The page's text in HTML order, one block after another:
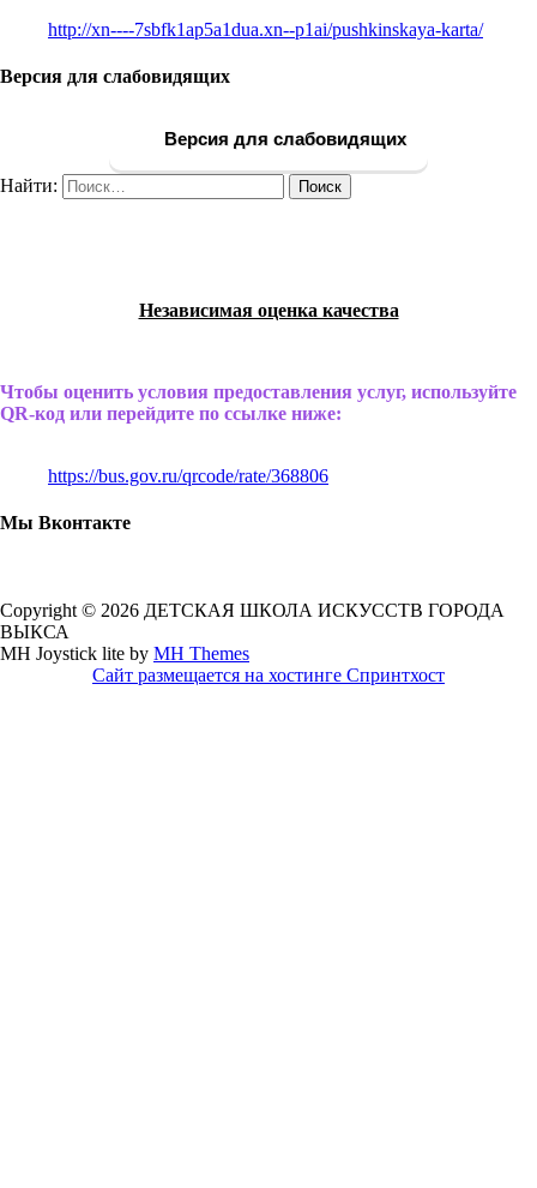
http://xn----7sbfk1ap5a1dua.xn--p1ai/pushkinskaya-karta/
Версия для слабовидящих
Версия для слабовидящих
Найти:
Независимая оценка качества
Чтобы оценить условия предоставления услуг, используйте
QR-код или перейдите по ссылке ниже:
https://bus.gov.ru/qrcode/rate/368806
Мы Вконтакте
Copyright © 2026 ДЕТСКАЯ ШКОЛА ИСКУССТВ ГОРОДА
ВЫКСА
MH Joystick lite by MH Themes
Сайт размещается на хостинге Спринтхост